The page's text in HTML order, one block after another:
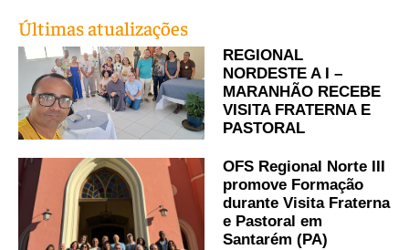
Últimas atualizações
REGIONAL
NORDESTE A I –
MARANHÃO RECEBE
VISITA FRATERNA E
PASTORAL
OFS Regional Norte III
promove Formação
durante Visita Fraterna
e Pastoral em
Santarém (PA)